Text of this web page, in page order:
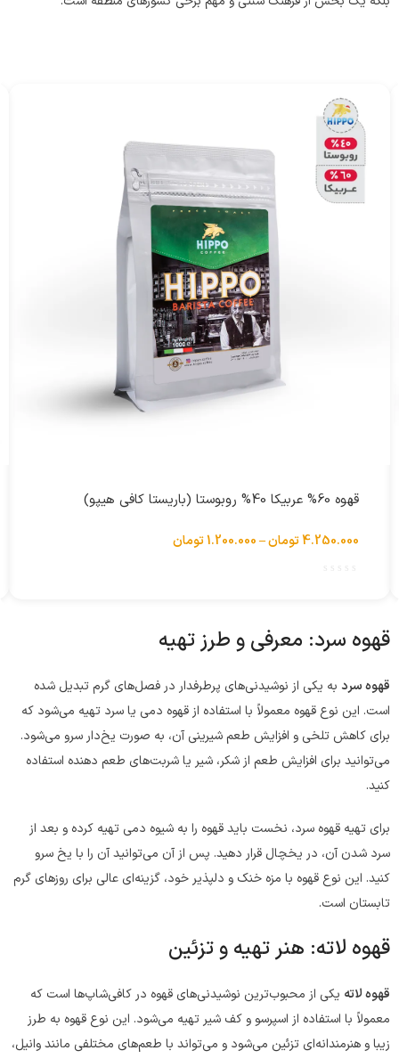
قهوه 60% عربیکا 40% روبوستا (باریستا کافی هیپو)
4.250.000تومان–
1.200.000تومان
قهوه سرد: معرفی و طرز تهیه
قهوه سرد به یکی از نوشیدنی‌های پرطرفدار در فصل‌های گرم تبدیل شده
است. این نوع قهوه معمولاً با استفاده از قهوه دمی یا سرد تهیه می‌شود که
برای کاهش تلخی و افزایش طعم شیرینی آن، به صورت یخ‌دار سرو می‌شود.
می‌توانید برای افزایش طعم از شکر، شیر یا شربت‌های طعم دهنده استفاده
کنید.
برای تهیه قهوه سرد، نخست باید قهوه را به شیوه دمی تهیه کرده و بعد از
سرد شدن آن، در یخچال قرار دهید. پس از آن می‌توانید آن را با یخ سرو
کنید. این نوع قهوه با مزه خنک و دلپذیر خود، گزینه‌ای عالی برای روزهای گرم
تابستان است.
قهوه لاته: هنر تهیه و تزئین
قهوه لاته یکی از محبوب‌ترین نوشیدنی‌های قهوه در کافی‌شاپ‌ها است که
معمولاً با استفاده از اسپرسو و کف شیر تهیه می‌شود. این نوع قهوه به طرز
زیبا و هنرمندانه‌ای تزئین می‌شود و می‌تواند با طعم‌های مختلفی مانند وانیل،